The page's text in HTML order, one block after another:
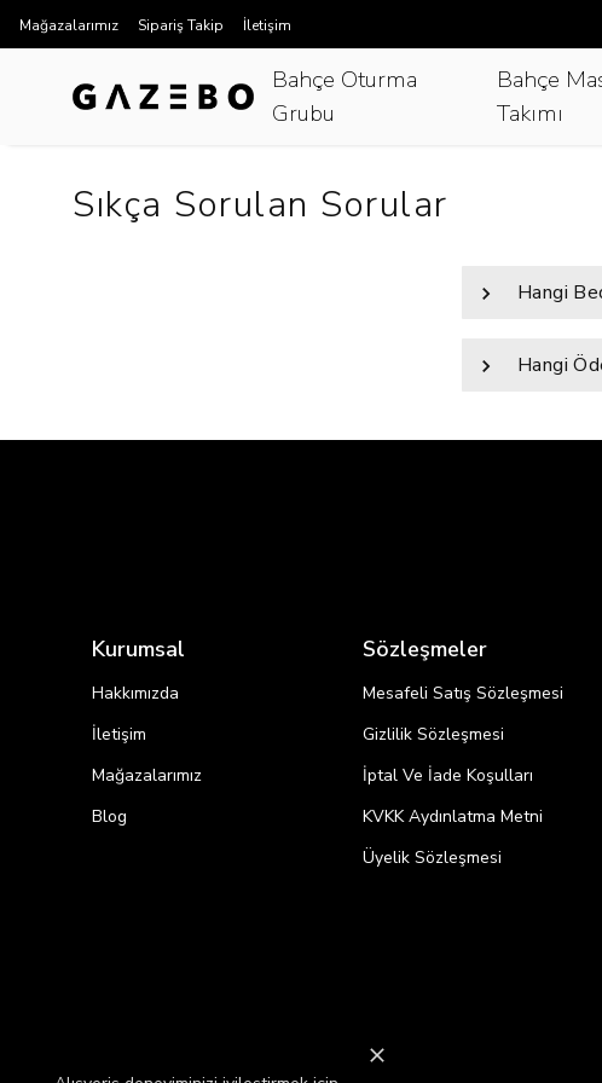
Mağazalarımız Sipariş Takip İletişim
Bahçe Oturma
Grubu
Bahçe
Takımı
Sıkça Sorulan Sorular
Hangi
Hangi
Kurumsal
Hakkımızda
İletişim
Mağazalarımız
Blog
Sözleşmeler
Mesafeli Satış Sözleşmesi
Gizlilik Sözleşmesi
İptal Ve İade Koşulları
KVKK Aydınlatma Metni
Üyelik Sözleşmesi